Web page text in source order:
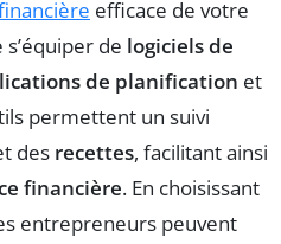
efficace de votre
de logiciels de
de planification et
permettent un suivi
des recettes, facilitant ainsi
financière. En choisissant
entrepreneurs peuvent